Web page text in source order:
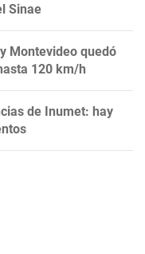
Sinae
Montevideo quedó
120 km/h
de Inumet: hay